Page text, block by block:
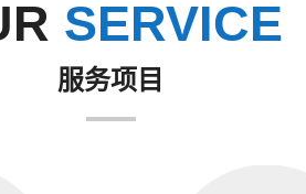
SERVICE
服务项目